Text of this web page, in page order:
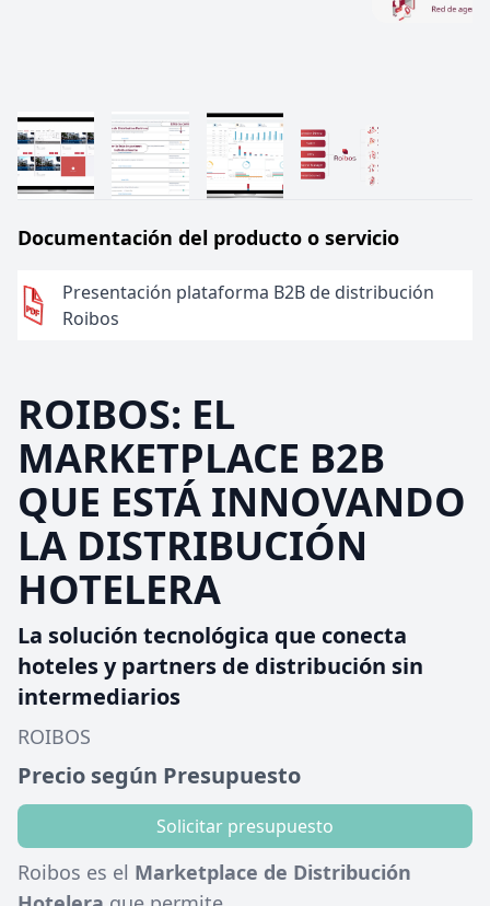
Documentación del producto o servicio
Presentación plataforma B2B de distribución
Roibos
ROIBOS: EL
MARKETPLACE B2B
QUE ESTÁ INNOVANDO
LA DISTRIBUCIÓN
HOTELERA
La solución tecnológica que conecta
hoteles y partners de distribución sin
intermediarios
ROIBOS
Precio según Presupuesto
Solicitar presupuesto
Roibos es el Marketplace de Distribución